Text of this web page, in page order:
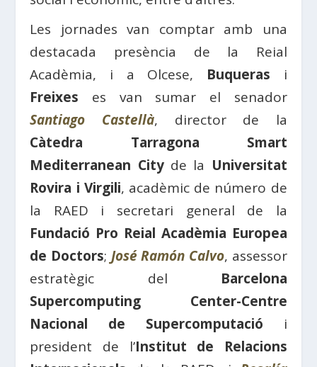
Les jornades van comptar amb una
destacada presència de la Reial
Acadèmia, i a Olcese, Buqueras i
Freixes es van sumar el senador
Santiago Castellà, director de la
Càtedra Tarragona Smart
Mediterranean Cityde la Universitat
Rovira i Virgili, acadèmic de número de
la RAED i secretari general de la
Fundació Pro Reial Acadèmia Europea
de Doctors; José Ramón Calvo, assessor
estratègic del Barcelona
Supercomputing Center-Centre
Nacional de Supercomputació i
president de l’Institut de Relacions